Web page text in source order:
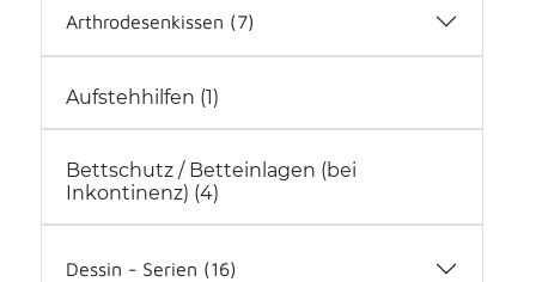
Arthrodesenkissen (7)
Arthrodesenkissen mit Hilfsmittelnummer
(5)
Aufstehhilfen (1)
Bettschutz / Betteinlagen (bei
Inkontinenz) (4)
Dessin - Serien (16)